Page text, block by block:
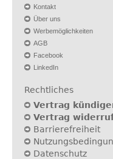
Kontakt
Über uns
Werbemöglichkeiten
AGB
Facebook
LinkedIn
Rechtliches
Vertrag
Vertrag
Barrierefreiheit
Datenschutz